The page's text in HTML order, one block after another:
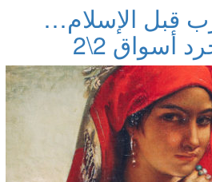
قبل الإسلام…
أسواق 2\2